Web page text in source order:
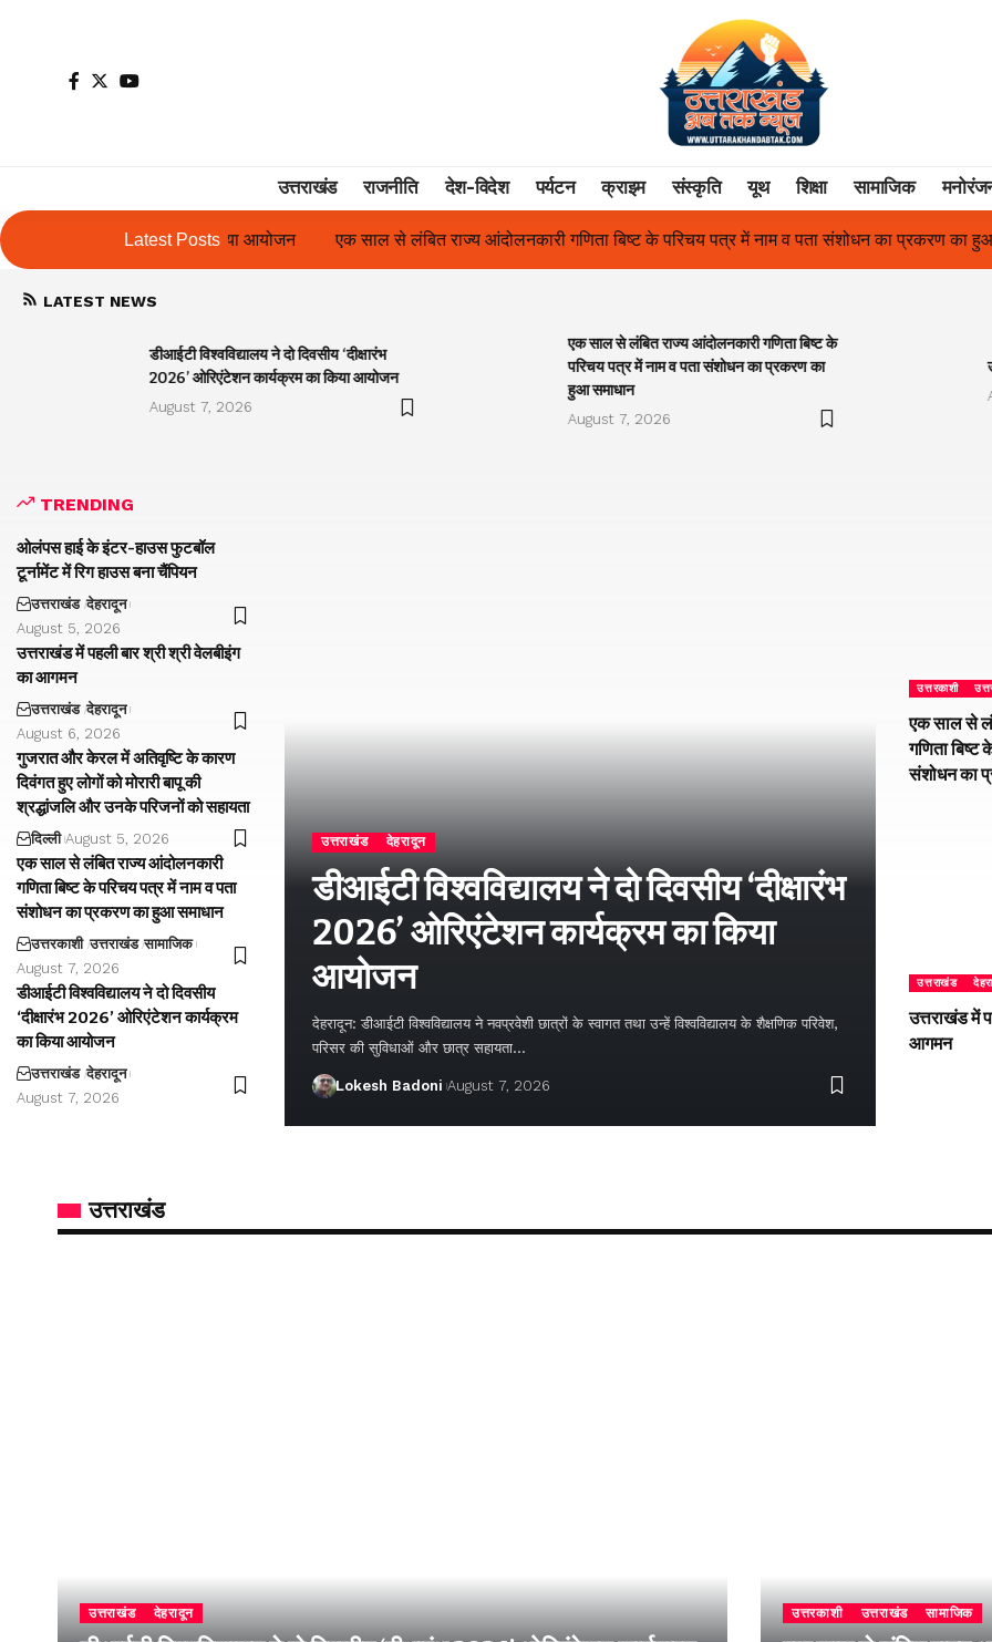
उत्तराखंड राजनीति देश-विदेश पर्यटन क्राइम संस्कृति यूथ शिक्षा सामाजिक
Latest Posts
कार्यक्रम का किया आयोजन एक साल से लंबित राज्य आंदोलनकारी गणिता बिष्ट के परिचय पत्र में नाम व पता संशोधन का प्रकरण का हुआ समाधान
LATEST NEWS
डीआईटी विश्वविद्यालय ने दो दिवसीय ‘दीक्षारंभ
2026’ ओरिएंटेशन कार्यक्रम का किया आयोजन
August 7, 2026
एक साल से लंबित राज्य आंदोलनकारी गणिता बिष्ट के
परिचय पत्र में नाम व पता संशोधन का प्रकरण का
हुआ समाधान
August 7, 2026
TRENDING
ओलंपस हाई के इंटर-हाउस फुटबॉल
टूर्नामेंट में रिग हाउस बना चैंपियन
उत्तराखंड देहरादून
August 5, 2026
उत्तराखंड में पहली बार श्री श्री वेलबीइंग
का आगमन
उत्तराखंड देहरादून
August 6, 2026
गुजरात और केरल में अतिवृष्टि के कारण
दिवंगत हुए लोगों को मोरारी बापू की
श्रद्धांजलि और उनके परिजनों को सहायता
दिल्ली August 5, 2026
एक साल से लंबित राज्य आंदोलनकारी
गणिता बिष्ट के परिचय पत्र में नाम व पता
संशोधन का प्रकरण का हुआ समाधान
उत्तरकाशी उत्तराखंड सामाजिक
August 7, 2026
डीआईटी विश्वविद्यालय ने दो दिवसीय
‘दीक्षारंभ 2026’ ओरिएंटेशन कार्यक्रम
का किया आयोजन
उत्तराखंड देहरादून
August 7, 2026
उत्तराखंड देहरादून
डीआईटी विश्वविद्यालय ने दो दिवसीय ‘दीक्षारंभ
2026’ ओरिएंटेशन कार्यक्रम का किया
आयोजन
देहरादून: डीआईटी विश्वविद्यालय ने नवप्रवेशी छात्रों के स्वागत तथा उन्हें विश्वविद्यालय के शैक्षणिक परिवेश,
परिसर की सुविधाओं और छात्र सहायता…
Lokesh Badoni August 7, 2026
उत्तरकाशी
एक साल से
गणिता बिष्ट
संशोधन का
उत्तराखंड
उत्तराखंड में
आगमन
उत्तराखंड
उत्तराखंड देहरादून उत्तरकाशी उत्तराखंड सामाजिक